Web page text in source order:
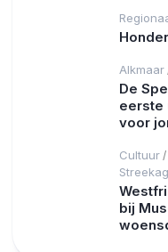
Alkmaar
De
eerste
voor
Cultuur /
bij